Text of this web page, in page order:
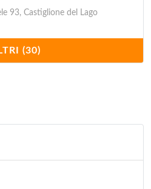
93, Castiglione del Lago
(30)